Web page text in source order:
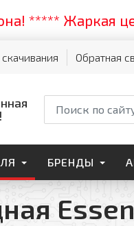
Жаркая
Обратная
БРЕНДЫ